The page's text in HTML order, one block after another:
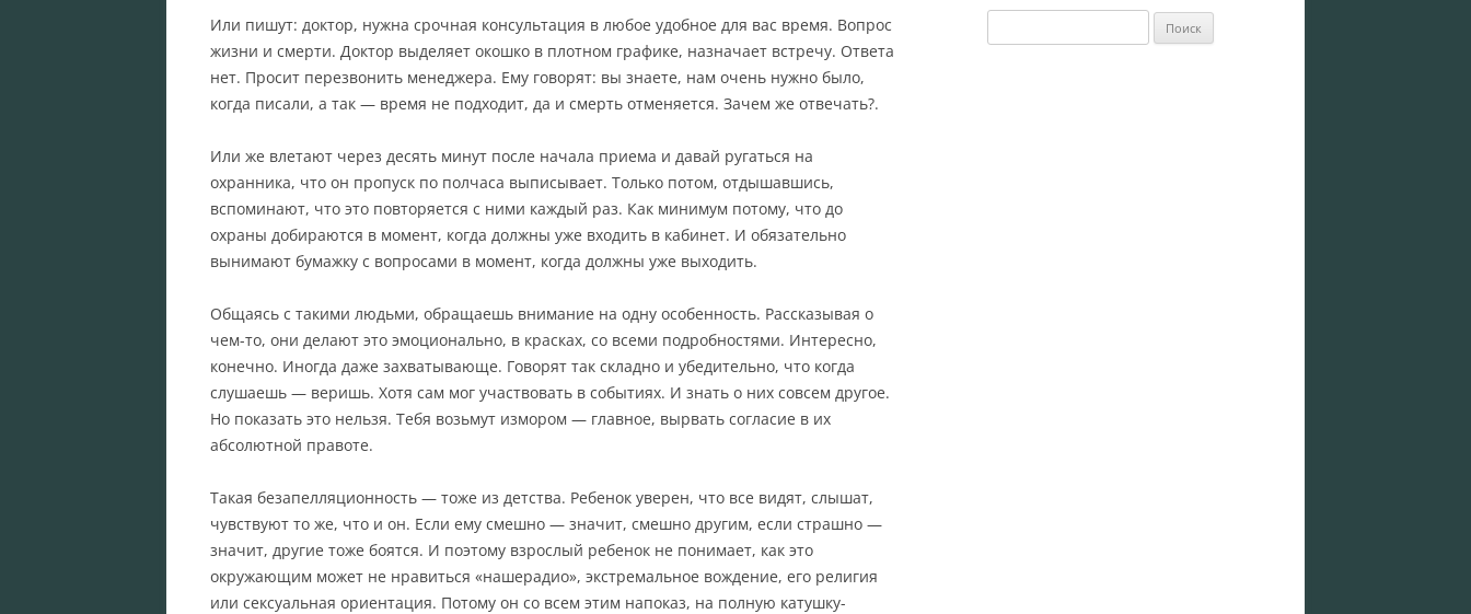
Или пишут: доктор, нужна срочная консультация в любое удобное для вас время. Вопрос
жизни и смерти. Доктор выделяет окошко в плотном графике, назначает встречу. Ответа
нет. Просит перезвонить менеджера. Ему говорят: вы знаете, нам очень нужно было,
когда писали, а так — время не подходит, да и смерть отменяется. Зачем же отвечать?.
Или же влетают через десять минут после начала приема и давай ругаться на
охранника, что он пропуск по полчаса выписывает. Только потом, отдышавшись,
вспоминают, что это повторяется с ними каждый раз. Как минимум потому, что до
охраны добираются в момент, когда должны уже входить в кабинет. И обязательно
вынимают бумажку с вопросами в момент, когда должны уже выходить.
Общаясь с такими людьми, обращаешь внимание на одну особенность. Рассказывая о
чем-то, они делают это эмоционально, в красках, со всеми подробностями. Интересно,
конечно. Иногда даже захватывающе. Говорят так складно и убедительно, что когда
слушаешь — веришь. Хотя сам мог участвовать в событиях. И знать о них совсем другое.
Но показать это нельзя. Тебя возьмут измором — главное, вырвать согласие в их
абсолютной правоте.
Такая безапелляционность — тоже из детства. Ребенок уверен, что все видят, слышат,
чувствуют то же, что и он. Если ему смешно — значит, смешно другим, если страшно —
значит, другие тоже боятся. И поэтому взрослый ребенок не понимает, как это
окружающим может не нравиться «нашерадио», экстремальное вождение, его религия
или сексуальная ориентация. Потому он со всем этим напоказ, на полную катушку-